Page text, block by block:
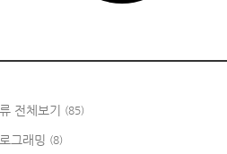
전체보기 (85)
그래밍 (8)